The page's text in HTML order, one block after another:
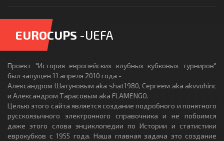
EUROCUPS -UEFA
Проект "История европейских клубных кубковых турниров"
был запущен 11 апреля 2010 года -
Александром Шатуновым aka shat1980, Сергеем aka akvvohinc
и Александром Тарасовым aka FLAMENGO.
Целью этого сайта является создание подробного и понятного
русскоязычного электронного справочника и не побоимся
даже этого слова энциклопедии по Истории и статистики
еврокубков с 1955 года. Наша главная задача это создание